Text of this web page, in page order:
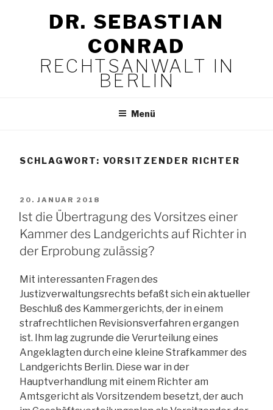
DR. SEBASTIAN
CONRAD
RECHTSANWALT IN
BERLIN
Menü
SCHLAGWORT: VORSITZENDER RICHTER
VERÖFFENTLICHT
AM
20. JANUAR 2018
Ist die Übertragung des Vorsitzes einer
Kammer des Landgerichts auf Richter in
der Erprobung zulässig?
Mit interessanten Fragen des
Justizverwaltungsrechts befaßt sich ein aktueller
Beschluß des Kammergerichts, der in einem
strafrechtlichen Revisionsverfahren ergangen
ist. Ihm lag zugrunde die Verurteilung eines
Angeklagten durch eine kleine Strafkammer des
Landgerichts Berlin. Diese war in der
Hauptverhandlung mit einem Richter am
Amtsgericht als Vorsitzendem besetzt, der auch